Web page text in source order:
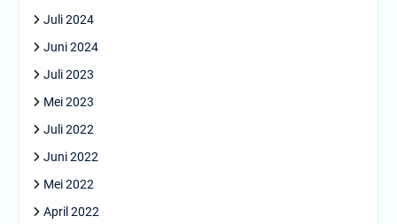
Juli 2024
Juni 2024
Juli 2023
Mei 2023
Juli 2022
Juni 2022
Mei 2022
April 2022